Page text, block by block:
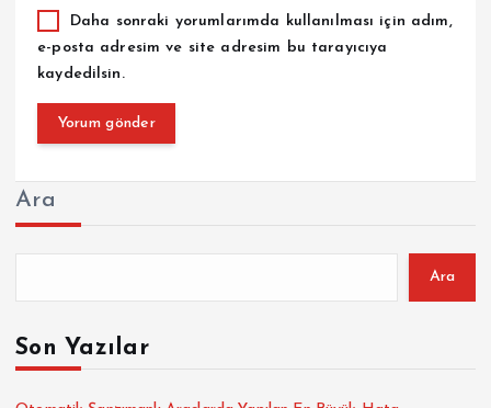
Daha sonraki yorumlarımda kullanılması için adım,
e-posta adresim ve site adresim bu tarayıcıya
kaydedilsin.
Ara
Ara
Son Yazılar